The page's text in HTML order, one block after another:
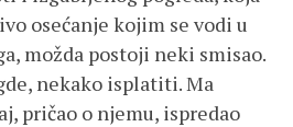
osećanje kojim se vodi u
možda postoji neki smisao.
nekako isplatiti. Ma
pričao o njemu, ispredao